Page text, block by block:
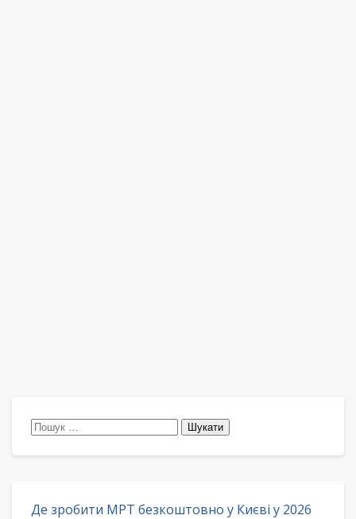
Пошук:
Де зробити МРТ безкоштовно у Києві у 2026